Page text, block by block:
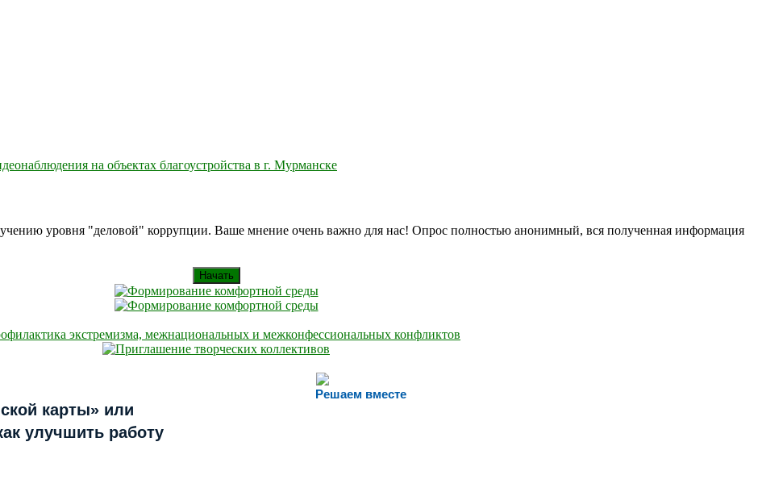
на объектах благоустройства в г. Мурманске
уровня "деловой" коррупции. Ваше мнение очень важно для нас! Опрос полностью анонимный, вся полученная информация
Начать
Решаем вместе
карты» или
улучшить работу